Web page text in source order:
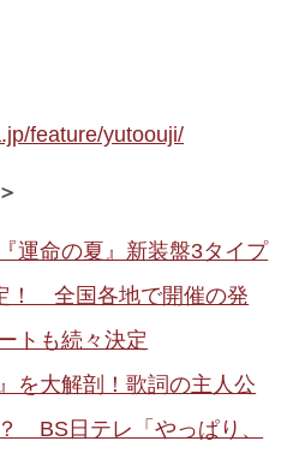
feature/yutoouji/
運命の夏』新装盤3タイプ
！ 全国各地で開催の発
トも続々決定
を大解剖！歌詞の主人公
BS日テレ「やっぱり、